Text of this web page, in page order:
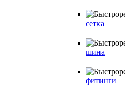
сетка
шина
фитинги